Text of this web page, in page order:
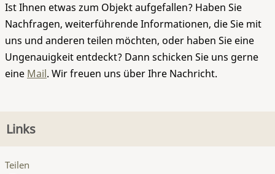
Ist Ihnen etwas zum Objekt aufgefallen? Haben Sie
Nachfragen, weiterführende Informationen, die Sie mit
uns und anderen teilen möchten, oder haben Sie eine
Ungenauigkeit entdeckt? Dann schicken Sie uns gerne
eine Mail. Wir freuen uns über Ihre Nachricht.
Links
Teilen